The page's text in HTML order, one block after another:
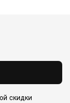
скидки